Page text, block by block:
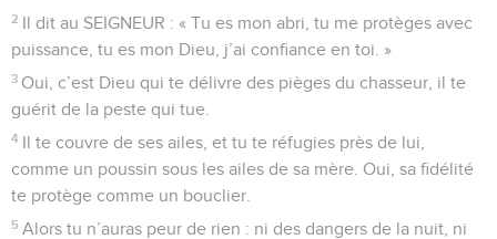
2 Il dit au SEIGNEUR : « Tu es mon abri, tu me protèges avec
puissance, tu es mon Dieu, j’ai confiance en toi. »
3 Oui, c’est Dieu qui te délivre des pièges du chasseur, il te
guérit de la peste qui tue.
4 Il te couvre de ses ailes, et tu te réfugies près de lui,
comme un poussin sous les ailes de sa mère. Oui, sa fidélité
te protège comme un bouclier.
5 Alors tu n’auras peur de rien : ni des dangers de la nuit, ni